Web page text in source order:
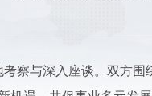
察与深入座谈。双方